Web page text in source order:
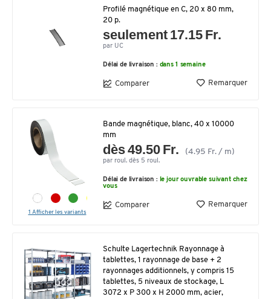
Profilé magnétique en C, 20 x 80 mm,
20 p.
seulement 17.15 Fr.
par UC
Délai de livraison : dans 1 semaine
Comparer Remarquer
1 Afficher les variants
Bande magnétique, blanc, 40 x 10000
mm
dès 49.50 Fr. (4.95 Fr. / m)
par roul. dès 5 roul.
Délai de livraison : le jour ouvrable suivant chez
vous
Comparer Remarquer
Schulte Lagertechnik Rayonnage à
tablettes, 1 rayonnage de base + 2
rayonnages additionnels, y compris 15
tablettes, 5 niveaux de stockage, L
3072 x P 300 x H 2000 mm, acier,